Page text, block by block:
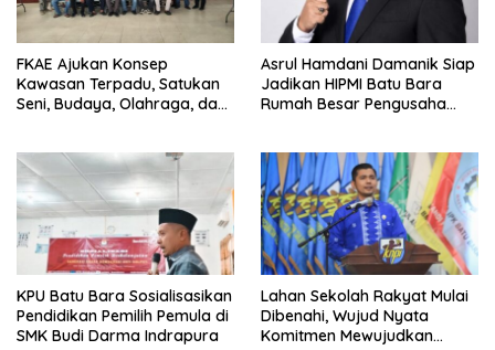
FKAE Ajukan Konsep
Kawasan Terpadu, Satukan
Seni, Budaya, Olahraga, dan
Asrul Hamdani Damanik Siap
Jadikan HIPMI Batu Bara
Rumah Besar Pengusaha
KPU Batu Bara Sosialisasikan
Pendidikan Pemilih Pemula di
SMK Budi Darma Indrapura
Lahan Sekolah Rakyat Mulai
Dibenahi, Wujud Nyata
Komitmen Mewujudkan